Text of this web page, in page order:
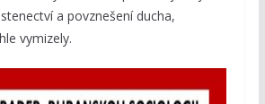
a povznešení ducha,
vymizely.